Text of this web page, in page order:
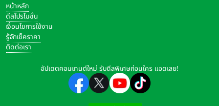
หน้าหลัก
ดีลโปรโมชั่น
เงื่อนไขการใช้งาน
รู้จักเช็คราคา
ติดต่อเรา
อัปเดตคอนเทนต์ใหม่ รับดีลพิเศษก่อนใคร แอดเลย!